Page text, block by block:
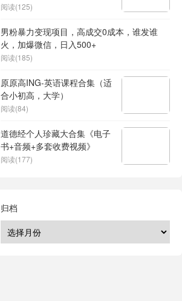
阅读(125)
男粉暴力变现项目，高成交0成本，谁发谁
火，加爆微信，日入500+
阅读(185)
原原高ING-英语课程合集（适
合小初高，大学）
阅读(84)
道德经个人珍藏大合集《电子
书+音频+多套收费视频》
阅读(177)
归档